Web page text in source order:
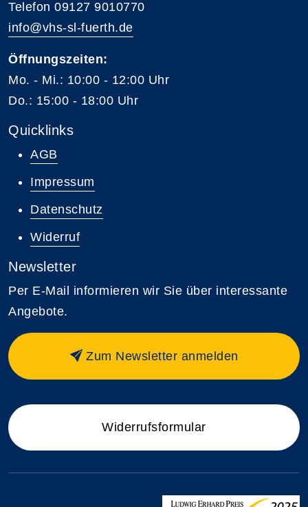
Telefon 09127 9010770
info@vhs-sl-fuerth.de
Öffnungszeiten:
Mo. - Mi.: 10:00 - 12:00 Uhr
Do.: 15:00 - 18:00 Uhr
Quicklinks
AGB
Impressum
Datenschutz
Widerruf
Newsletter
Per E-Mail informieren wir Sie über interessante
Angebote.
Zum Newsletter anmelden
Widerrufsformular